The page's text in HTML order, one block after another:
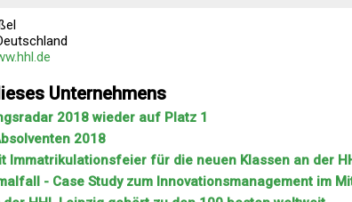
Unternehmens
2018 wieder auf Platz 1
2018
Immatrikulationsfeier für die neuen Klassen an der
- Case Study zum Innovationsmanagement im